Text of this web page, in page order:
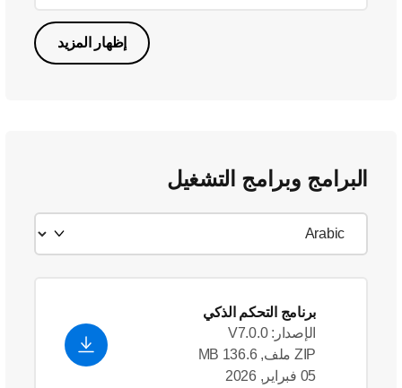
إظهار المزيد
البرامج وبرامج التشغيل
برنامج التحكم الذكي
الإصدار: V7.0.0
ZIP ملف, 136.6 MB
05 فبراير, 2026